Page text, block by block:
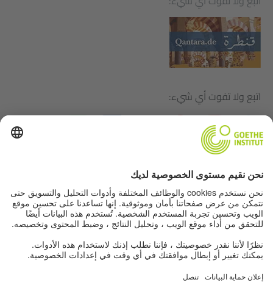
بيانات التحرير
حماية البيانات
شروط الاستخدام
إعدادات الخصوصية
اتبع ولا تفوت أي شيء:
عروض أخرى من عالم معهد جوته: